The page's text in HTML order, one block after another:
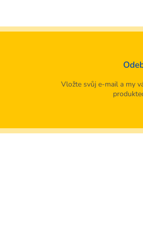
Vložte svůj e-mail a my
Z